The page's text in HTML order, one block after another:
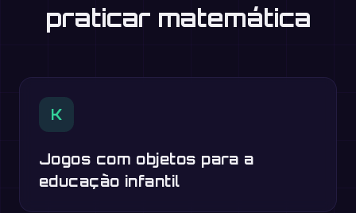
praticar matemática
K
Jogos com objetos para a
educação infantil